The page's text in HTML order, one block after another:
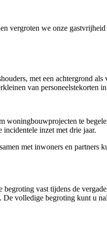
vergroten we onze
met een achtergrond
van personeelstekorten
te
inzet met drie jaar.
met inwoners en partners
vast tijdens de
. De volledige begroting kunt u